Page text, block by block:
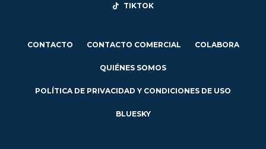
TIKTOK
CONTACTO CONTACTO COMERCIAL COLABORA
QUIÉNES SOMOS
POLÍTICA DE PRIVACIDAD Y CONDICIONES DE USO
BLUESKY